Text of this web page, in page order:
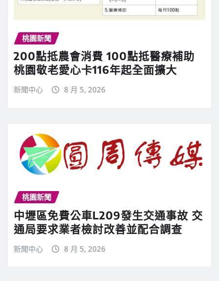
桃園新聞
200點抵農會消費 100點抵醫療補助
桃園敬老愛心卡116年起全面擴大
新聞中心 8 月 5, 2026
桃園新聞
中壢區免費公車L209發生交通事故 交
通局要求業者檢討改善並配合調查
新聞中心 8 月 5, 2026